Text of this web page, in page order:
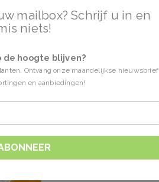
mailbox? Schrijf u in en
niets!
de hoogte blijven?
Ontvang onze maandelijkse nieuwsbrief
en aanbiedingen!